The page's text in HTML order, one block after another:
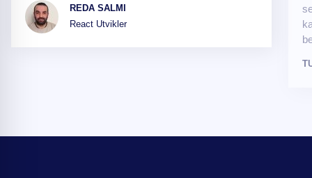
REDA SALMI
React Utvikler